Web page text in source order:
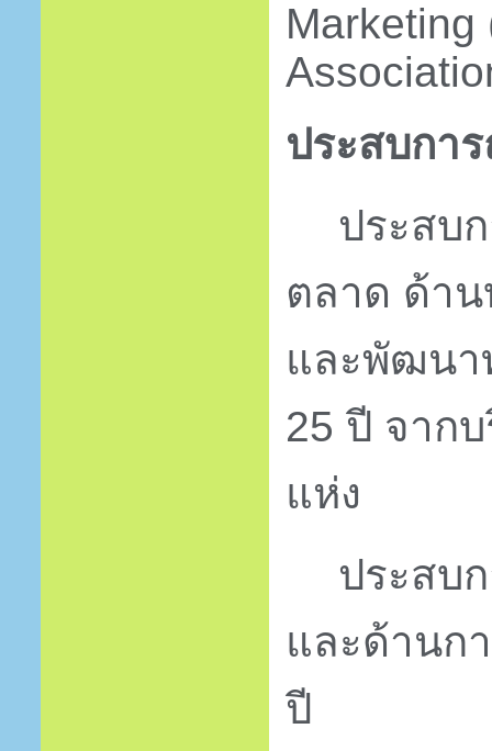
Marketing
ประสบกา
ประสบ
ตลาด ด้าน
และพัฒนา
25 ปี จาก
แห่ง
ประสบ
และด้านก
ปี